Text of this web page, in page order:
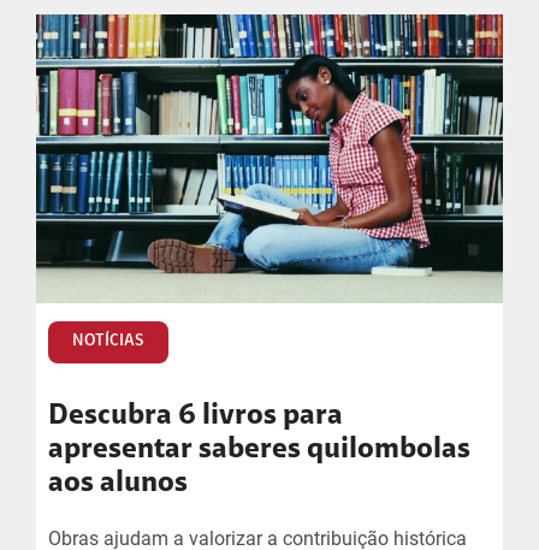
NOTÍCIAS
Descubra 6 livros para
apresentar saberes quilombolas
aos alunos
Obras ajudam a valorizar a contribuição histórica